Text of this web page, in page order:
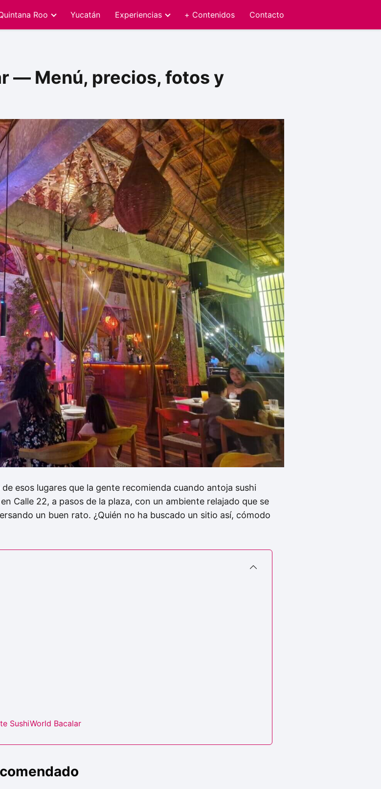
Roo Yucatán Experiencias + Contenidos Contacto
— Menú, precios, fotos y
de esos lugares que la gente recomienda cuando antoja sushi
Calle 22, a pasos de la plaza, con un ambiente relajado que se
un buen rato. ¿Quién no ha buscado un sitio así, cómodo
SushiWorld Bacalar